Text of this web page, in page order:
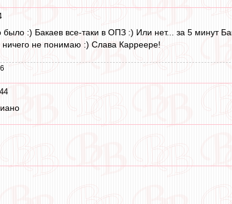
было :) Бакаев все-таки в ОПЗ :) Или нет... за 5 минут
не понимаю :) Слава Карреере!